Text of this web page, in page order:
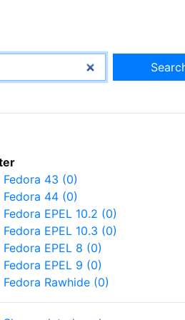
Fedora 43 (0)
Fedora 44 (0)
Fedora EPEL 10.2 (0)
Fedora EPEL 10.3 (0)
Fedora EPEL 8 (0)
Fedora EPEL 9 (0)
Fedora Rawhide (0)